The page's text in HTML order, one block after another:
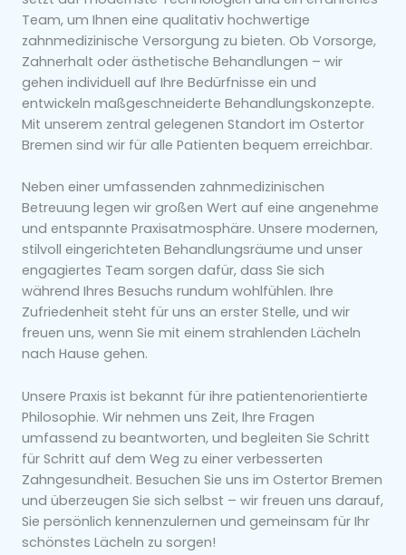
Team, um Ihnen eine qualitativ hochwertige
zahnmedizinische Versorgung zu bieten. Ob Vorsorge,
Zahnerhalt oder ästhetische Behandlungen – wir
gehen individuell auf Ihre Bedürfnisse ein und
entwickeln maßgeschneiderte Behandlungskonzepte.
Mit unserem zentral gelegenen Standort im Ostertor
Bremen sind wir für alle Patienten bequem erreichbar.
Neben einer umfassenden zahnmedizinischen
Betreuung legen wir großen Wert auf eine angenehme
und entspannte Praxisatmosphäre. Unsere modernen,
stilvoll eingerichteten Behandlungsräume und unser
engagiertes Team sorgen dafür, dass Sie sich
während Ihres Besuchs rundum wohlfühlen. Ihre
Zufriedenheit steht für uns an erster Stelle, und wir
freuen uns, wenn Sie mit einem strahlenden Lächeln
nach Hause gehen.
Unsere Praxis ist bekannt für ihre patientenorientierte
Philosophie. Wir nehmen uns Zeit, Ihre Fragen
umfassend zu beantworten, und begleiten Sie Schritt
für Schritt auf dem Weg zu einer verbesserten
Zahngesundheit. Besuchen Sie uns im Ostertor Bremen
und überzeugen Sie sich selbst – wir freuen uns darauf,
Sie persönlich kennenzulernen und gemeinsam für Ihr
schönstes Lächeln zu sorgen!